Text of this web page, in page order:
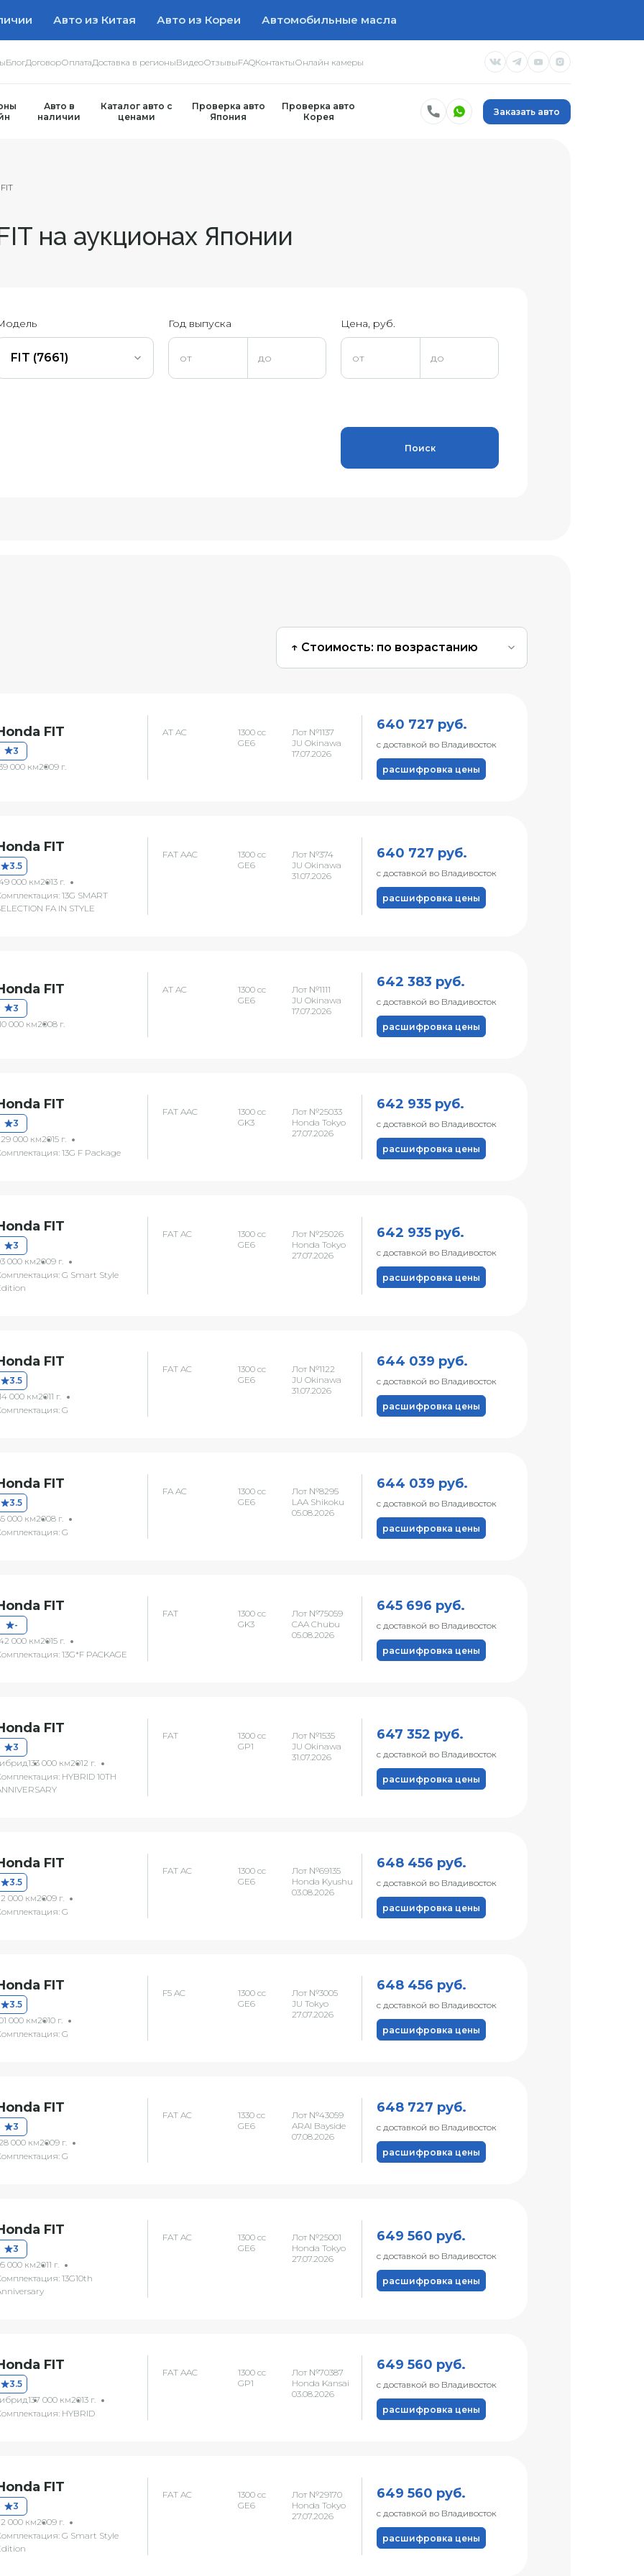
Авто из Китая Авто из Кореи Автомобильные масла
БлогДоговорОплатаДоставка в регионыВидеоОтзывыFAQКонтактыОнлайн камеры
Авто в
наличии
Каталог авто с
ценами
Проверка авто
Япония
Проверка авто
Корея
Заказать авто
FIT
на аукционах Японии
FIT (7661)
Год выпуска Цена, руб.
Поиск
↑ Стоимость: по возрастанию
FIT
3
000 км2009 г.
AT AC
1300 сс
GE6
Лот №1137
JU Okinawa
17.07.2026
640 727 руб.
с доставкой во Владивосток
расшифровка цены
FIT
3.5
000 км2013 г.
13G SMART
FA IN STYLE
FAT AAC
1300 сс
GE6
Лот №374
JU Okinawa
31.07.2026
640 727 руб.
с доставкой во Владивосток
расшифровка цены
FIT
3
000 км2008 г.
AT AC
1300 сс
GE6
Лот №1111
JU Okinawa
17.07.2026
642 383 руб.
с доставкой во Владивосток
расшифровка цены
FIT
3
000 км2015 г.
13G F Package
FAT AAC
1300 сс
GK3
Лот №25033
Honda Tokyo
27.07.2026
642 935 руб.
с доставкой во Владивосток
расшифровка цены
FIT
3
000 км2009 г.
G Smart Style
FAT AC
1300 сс
GE6
Лот №25026
Honda Tokyo
27.07.2026
642 935 руб.
с доставкой во Владивосток
расшифровка цены
FIT
3.5
000 км2011 г.
G
FAT AC
1300 сс
GE6
Лот №1122
JU Okinawa
31.07.2026
644 039 руб.
с доставкой во Владивосток
расшифровка цены
FIT
3.5
000 км2008 г.
G
FA AC
1300 сс
GE6
Лот №8295
LAA Shikoku
05.08.2026
644 039 руб.
с доставкой во Владивосток
расшифровка цены
FIT
-
000 км2015 г.
13G*F PACKAGE
FAT
1300 сс
GK3
Лот №75059
CAA Chubu
05.08.2026
645 696 руб.
с доставкой во Владивосток
расшифровка цены
FIT
3
133 000 км2012 г.
HYBRID 10TH
FAT
1300 сс
GP1
Лот №1535
JU Okinawa
31.07.2026
647 352 руб.
с доставкой во Владивосток
расшифровка цены
FIT
3.5
000 км2009 г.
G
FAT AC
1300 сс
GE6
Лот №69135
Honda Kyushu
03.08.2026
648 456 руб.
с доставкой во Владивосток
расшифровка цены
FIT
3.5
000 км2010 г.
G
F5 AC
1300 сс
GE6
Лот №3005
JU Tokyo
27.07.2026
648 456 руб.
с доставкой во Владивосток
расшифровка цены
FIT
3
000 км2009 г.
G
FAT AC
1330 сс
GE6
Лот №43059
ARAI Bayside
07.08.2026
648 727 руб.
с доставкой во Владивосток
расшифровка цены
FIT
3
000 км2011 г.
13G10th
FAT AC
1300 сс
GE6
Лот №25001
Honda Tokyo
27.07.2026
649 560 руб.
с доставкой во Владивосток
расшифровка цены
FIT
3.5
137 000 км2013 г.
HYBRID
FAT AAC
1300 сс
GP1
Лот №70387
Honda Kansai
03.08.2026
649 560 руб.
с доставкой во Владивосток
расшифровка цены
FIT
3
000 км2009 г.
G Smart Style
FAT AC
1300 сс
GE6
Лот №29170
Honda Tokyo
27.07.2026
649 560 руб.
с доставкой во Владивосток
расшифровка цены